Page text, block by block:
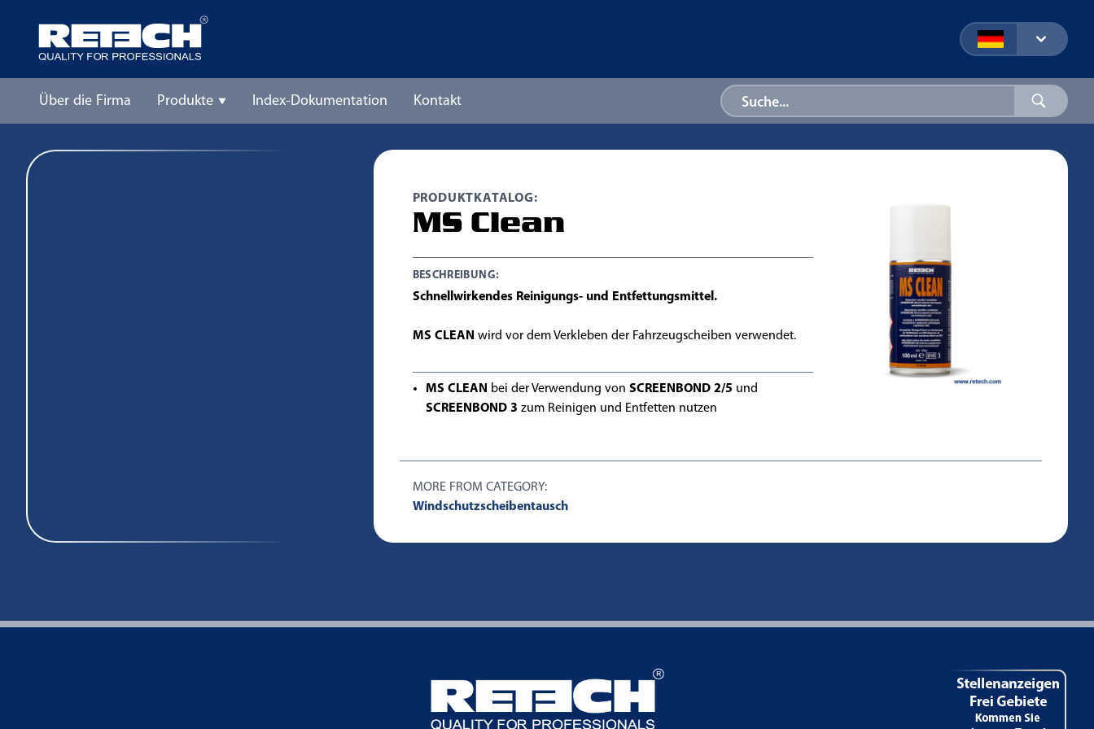
Über die Firma Produkte Index-Dokumentation Kontakt
PRODUKTKATALOG:
MS Clean
BESCHREIBUNG:
Schnellwirkendes Reinigungs- und Entfettungsmittel.
MS CLEAN wird vor dem Verkleben der Fahrzeugscheiben verwendet.
MS CLEAN bei der Verwendung von SCREENBOND 2/5 und
SCREENBOND 3 zum Reinigen und Entfetten nutzen
MORE FROM CATEGORY:
Windschutzscheibentausch